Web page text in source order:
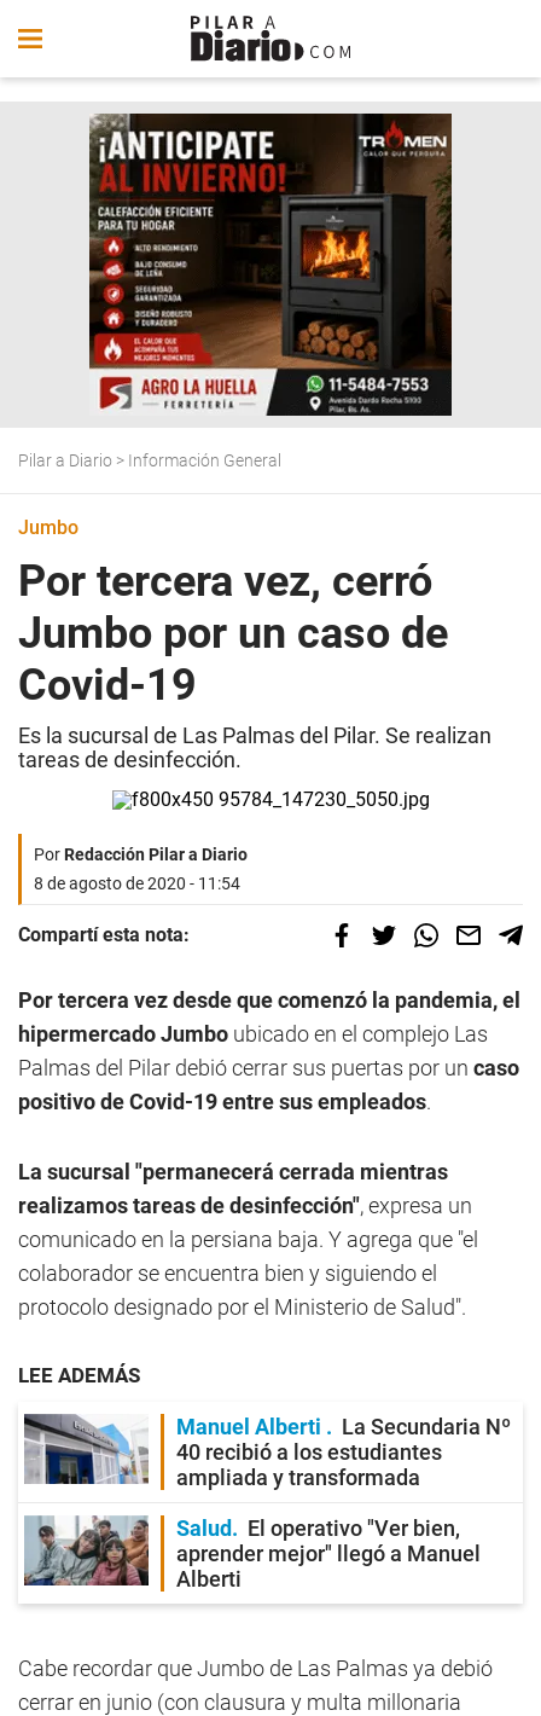
Pilar a Diario > Información General
Jumbo
Por tercera vez, cerró
Jumbo por un caso de
Covid-19
Es la sucursal de Las Palmas del Pilar. Se realizan
tareas de desinfección.
PorRedacción Pilar a Diario
8 de agosto de 2020 - 11:54
Compartí esta nota:
Por tercera vez desde que comenzó la pandemia, el
hipermercado Jumbo ubicado en el complejo Las
Palmas del Pilar debió cerrar sus puertas por un caso
positivo de Covid-19 entre sus empleados.
La sucursal "permanecerá cerrada mientras
realizamos tareas de desinfección", expresa un
comunicado en la persiana baja. Y agrega que "el
colaborador se encuentra bien y siguiendo el
protocolo designado por el Ministerio de Salud".
LEE ADEMÁS
Manuel Alberti
La Secundaria Nº
40 recibió a los estudiantes
ampliada y transformada
Salud
El operativo "Ver bien,
aprender mejor" llegó a Manuel
Alberti
Cabe recordar que Jumbo de Las Palmas ya debió
cerrar en junio (con clausura y multa millonaria